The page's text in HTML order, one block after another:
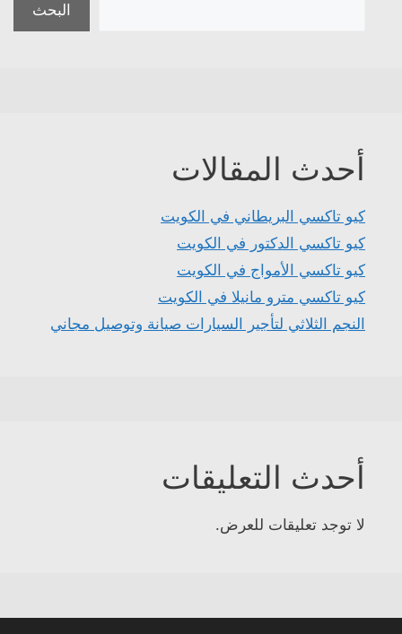
البحث
أحدث المقالات
كيو تاكسي البريطاني في الكويت
كيو تاكسي الدكتور في الكويت
كيو تاكسي الأمواج في الكويت
كيو تاكسي مترو مانيلا في الكويت
النجم الثلاثي لتأجير السيارات صيانة وتوصيل مجاني
أحدث التعليقات
لا توجد تعليقات للعرض.